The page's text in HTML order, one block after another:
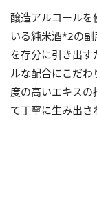
醸造アルコールを
いる純米酒*2の
を存分に引き出
ルな配合にこだ
度の高いエキス
て丁寧に生み出さ